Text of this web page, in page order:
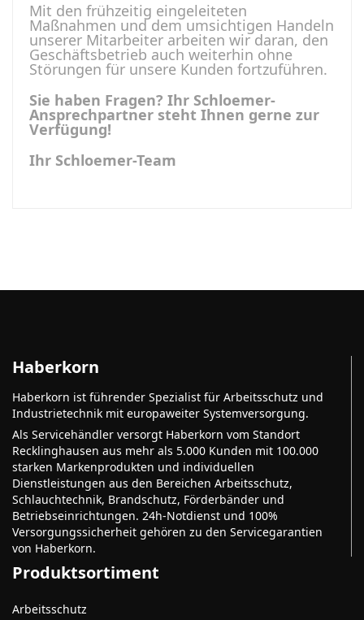
Mit den frühzeitig eingeleiteten
Maßnahmen und dem umsichtigen Handeln
unserer Mitarbeiter arbeiten wir daran, den
Geschäftsbetrieb auch weiterhin ohne
Störungen für unsere Kunden fortzuführen.
Sie haben Fragen? Ihr Schloemer-
Ansprechpartner steht Ihnen gerne zur
Verfügung!
Ihr Schloemer-Team
Haberkorn
Haberkorn ist führender Spezialist für Arbeitsschutz und
Industrietechnik mit europaweiter Systemversorgung.
Als Servicehändler versorgt Haberkorn vom Standort
Recklinghausen aus mehr als 5.000 Kunden mit 100.000
starken Markenprodukten und individuellen
Dienstleistungen aus den Bereichen Arbeitsschutz,
Schlauchtechnik, Brandschutz, Förderbänder und
Betriebseinrichtungen. 24h-Notdienst und 100%
Versorgungssicherheit gehören zu den Servicegarantien
von Haberkorn.
Produktsortiment
Arbeitsschutz